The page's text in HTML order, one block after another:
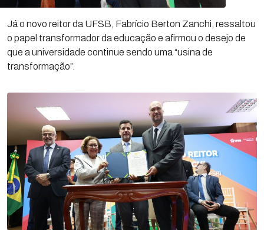
Já o novo reitor da UFSB, Fabrício Berton Zanchi, ressaltou
o papel transformador da educação e afirmou o desejo de
que a universidade continue sendo uma “usina de
transformação”.